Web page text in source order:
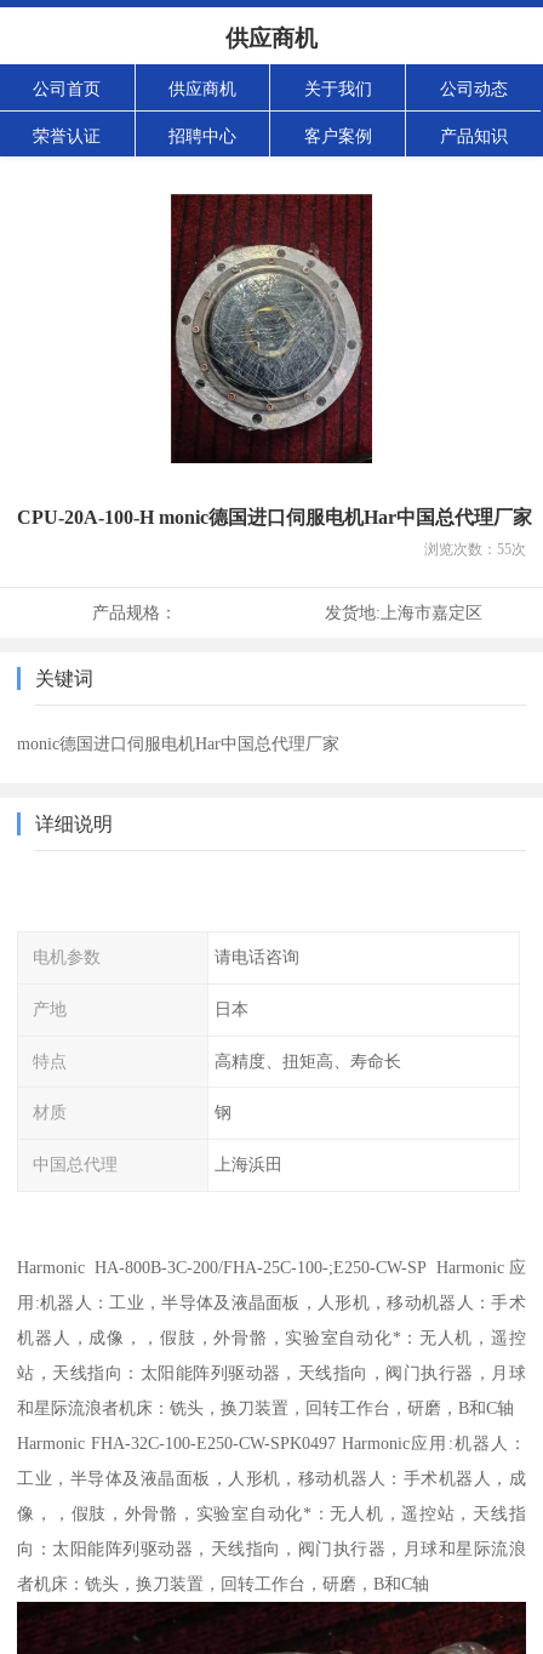
供应商机
公司首页 供应商机 关于我们 公司动态
荣誉认证 招聘中心 客户案例 产品知识
CPU-20A-100-H monic德国进口伺服电机Har中国总代理厂家
浏览次数： 55次
产品规格： 发货地: 上海市嘉定区
关键词
monic德国进口伺服电机Har中国总代理厂家
详细说明
电机参数 请电话咨询
产地 日本
特点 高精度、扭矩高、寿命长
材质 钢
中国总代理 上海浜田
Harmonic HA-800B-3C-200/FHA-25C-100-;E250-CW-SP Harmonic应
用:机器人：工业，半导体及液晶面板，人形机，移动机器人：手术
机器人，成像，，假肢，外骨骼，实验室自动化*：无人机，遥控
站，天线指向：太阳能阵列驱动器，天线指向，阀门执行器，月球
和星际流浪者机床：铣头，换刀装置，回转工作台，研磨，B和C轴
Harmonic FHA-32C-100-E250-CW-SPK0497 Harmonic应用:机器人：
工业，半导体及液晶面板，人形机，移动机器人：手术机器人，成
像，，假肢，外骨骼，实验室自动化*：无人机，遥控站，天线指
向：太阳能阵列驱动器，天线指向，阀门执行器，月球和星际流浪
者机床：铣头，换刀装置，回转工作台，研磨，B和C轴